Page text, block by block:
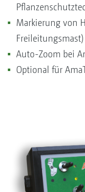
Markierung von
Freileitungsmast)
Auto-Zoom bei
Optional für